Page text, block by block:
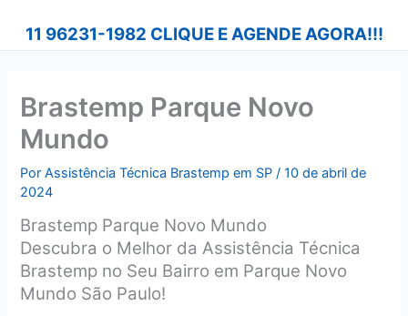
11 96231-1982 CLIQUE E AGENDE AGORA!!!
Brastemp Parque Novo
Mundo
PorAssistência Técnica Brastemp em SP /10 de abril de
2024
Brastemp Parque Novo Mundo
Descubra o Melhor da Assistência Técnica
Brastemp no Seu Bairro em Parque Novo
Mundo São Paulo!